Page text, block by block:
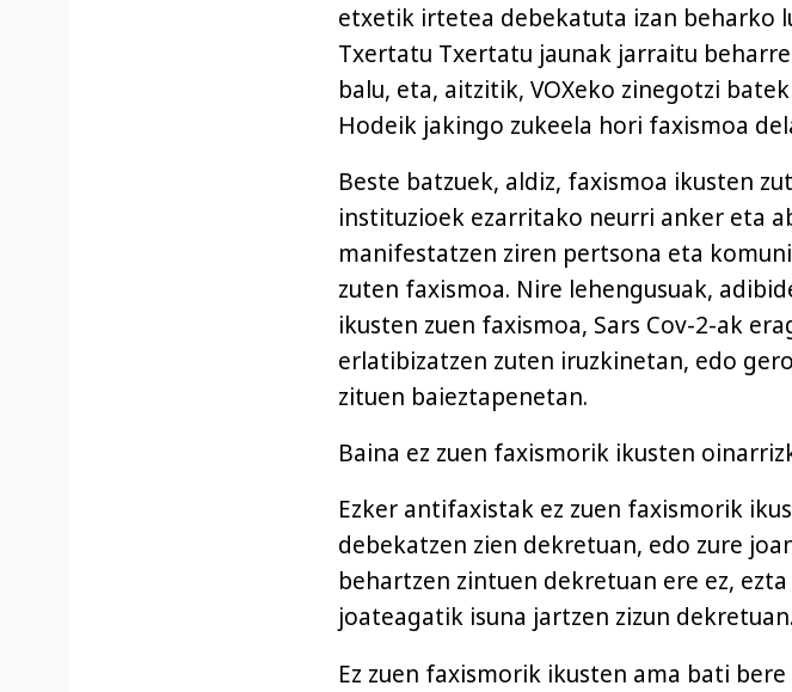
etxetik irtetea debekatuta izan beharko
Txertatu Txertatu jaunak jarraitu
balu, eta, aitzitik, VOXeko zinegotzi
Hodeik jakingo zukeela hori faxismoa
Beste batzuek, aldiz, faxismoa ikusten
instituzioek ezarritako neurri anker eta
manifestatzen ziren pertsona eta
zuten faxismoa. Nire lehengusuak,
ikusten zuen faxismoa, Sars Cov-2-ak
erlatibizatzen zuten iruzkinetan, edo
zituen baieztapenetan.
Baina ez zuen faxismorik ikusten
Ezker antifaxistak ez zuen faxismorik
debekatzen zien dekretuan, edo zure
behartzen zintuen dekretuan ere ez,
joateagatik isuna jartzen zizun dekretuan.
Ez zuen faxismorik ikusten ama bati